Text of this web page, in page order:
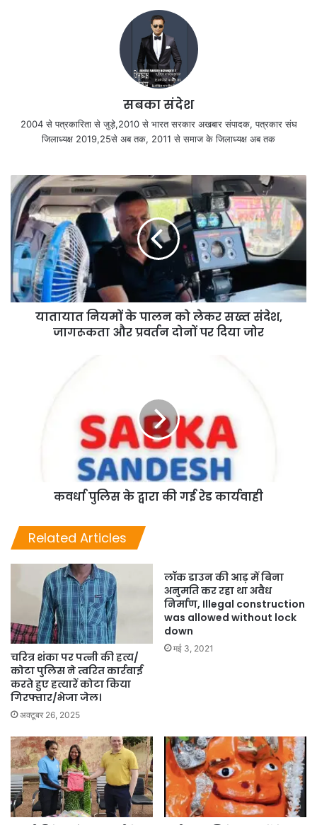
सबका संदेश
2004 से पत्रकारिता से जुड़े,2010 से भारत सरकार अखबार संपादक, पत्रकार संघ
जिलाध्यक्ष 2019,25से अब तक, 2011 से समाज के जिलाध्यक्ष अब तक
यातायात नियमों के पालन को लेकर सख्त संदेश,
जागरूकता और प्रवर्तन दोनों पर दिया जोर
कवर्धा पुलिस के द्वारा की गई रेड कार्यवाही
Related Articles
चरित्र शंका पर पत्नी की हत्य/
कोटा पुलिस ने त्वरित कार्रवाई
करते हुए हत्यारें कोटा किया
गिरफ्तार/भेजा जेल।
अक्टूबर 26, 2025
लॉक डाउन की आड़ में बिना
अनुमति कर रहा था अवैध
निर्माण, Illegal construction
was allowed without lock
down
मई 3, 2021